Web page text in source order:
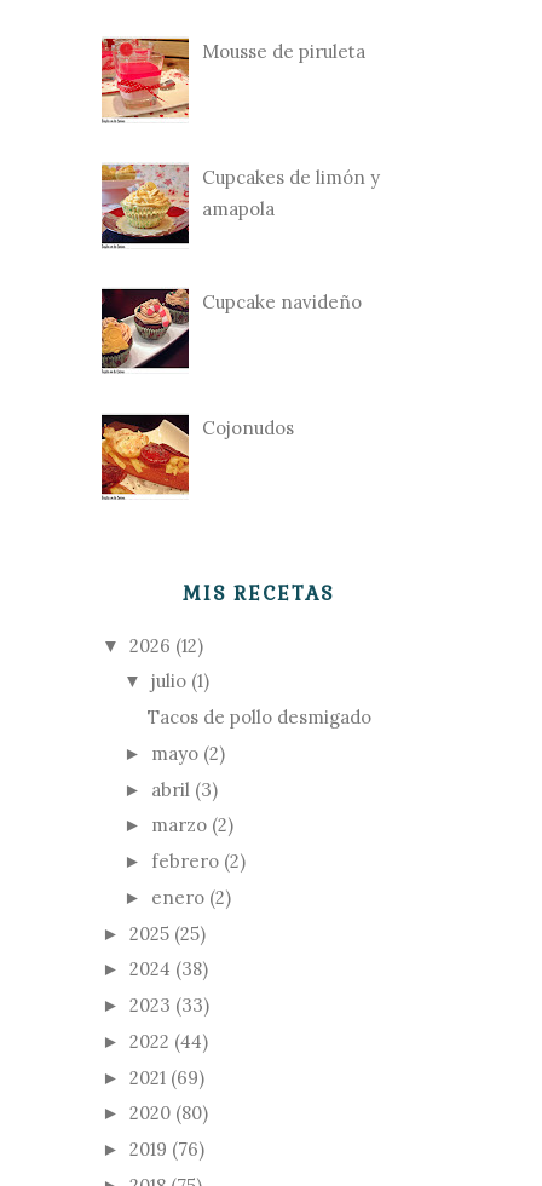
Mousse de piruleta
Cupcakes de limón y
amapola
Cupcake navideño
Cojonudos
MIS RECETAS
▼ 2026 (12)
▼ julio (1)
Tacos de pollo desmigado
► mayo (2)
► abril (3)
► marzo (2)
► febrero (2)
► enero (2)
► 2025 (25)
► 2024 (38)
► 2023 (33)
► 2022 (44)
► 2021 (69)
► 2020 (80)
► 2019 (76)